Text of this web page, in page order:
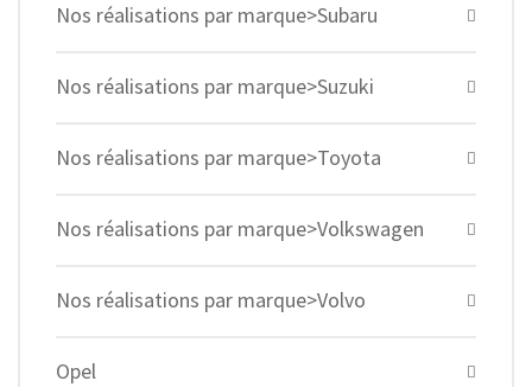
Nos réalisations par marque>Subaru
Nos réalisations par marque>Suzuki
Nos réalisations par marque>Toyota
Nos réalisations par marque>Volkswagen
Nos réalisations par marque>Volvo
Opel